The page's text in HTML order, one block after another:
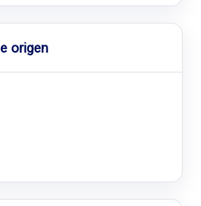
origen